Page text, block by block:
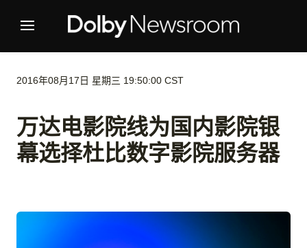
2016年08月17日 星期三 19:50:00 CST
万达电影院线为国内影院银
幕选择杜比数字影院服务器